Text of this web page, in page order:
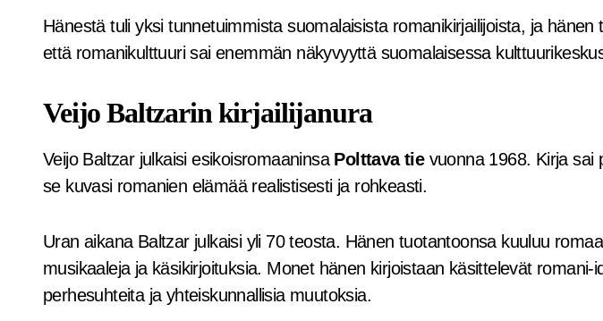
Hänestä tuli yksi tunnetuimmista suomalaisista romanikirjailijoista, ja hänen
että romanikulttuuri sai enemmän näkyvyyttä suomalaisessa
Veijo Baltzarin kirjailijanura
Veijo Baltzar julkaisi esikoisromaaninsa Polttava tievuonna 1968. Kirja sai
se kuvasi romanien elämää realistisesti ja rohkeasti.
Uran aikana Baltzar julkaisi yli 70 teosta. Hänen tuotantoonsa kuuluu
musikaaleja ja käsikirjoituksia. Monet hänen kirjoistaan käsittelevät romani-
perhesuhteita ja yhteiskunnallisia muutoksia.